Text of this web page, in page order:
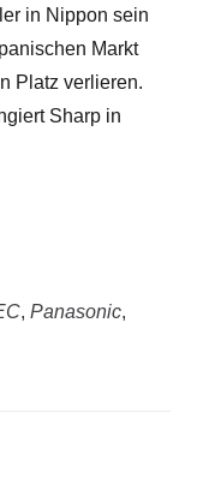
in Nippon sein
Markt
Platz verlieren.
Sharp in
, Panasonic,